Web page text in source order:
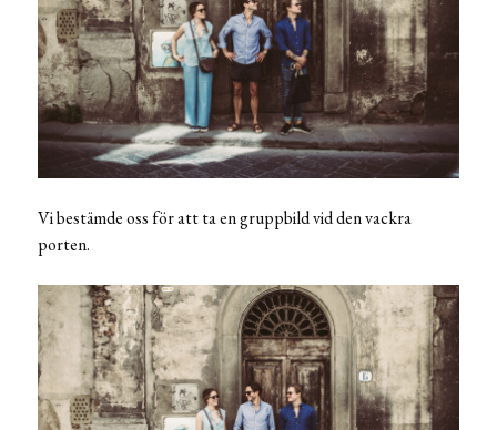
Vi bestämde oss för att ta en gruppbild vid den vackra
porten.